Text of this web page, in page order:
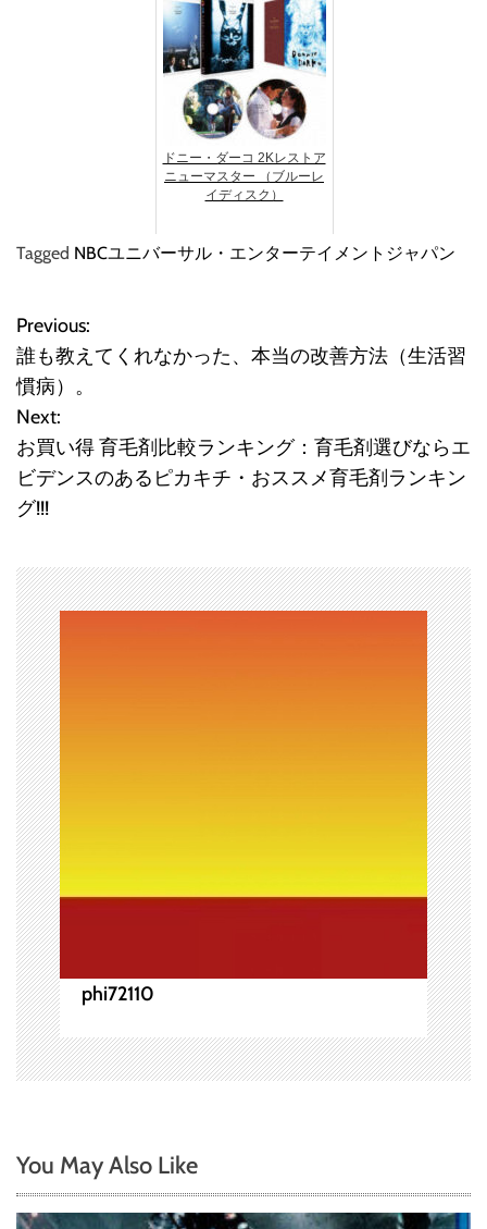
ドニー・ダーコ 2Kレストア
ニューマスター （ブルーレ
イディスク）
Tagged NBCユニバーサル・エンターテイメントジャパン
投
稿
ナ
ビ
ゲ
ー
シ
ョ
ン
Previous:
誰も教えてくれなかった、本当の改善方法（生活習
慣病）。
Next:
お買い得 育毛剤比較ランキング：育毛剤選びならエ
ビデンスのあるピカキチ・おススメ育毛剤ランキン
グ!!!
phi72110
You May Also Like